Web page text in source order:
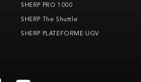
SHERP PRO 1000
SHERP The Shuttle
SHERP PLATEFORME UGV